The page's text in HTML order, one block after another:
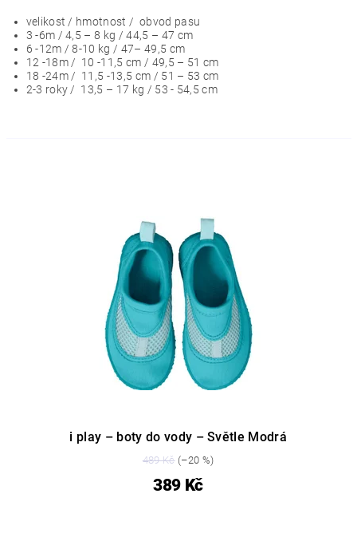
velikost / hmotnost / obvod pasu
3 -6m / 4,5 – 8 kg / 44,5 – 47 cm
6 -12m / 8-10 kg / 47– 49,5 cm
12 -18m / 10 -11,5 cm / 49,5 – 51 cm
18 -24m / 11,5 -13,5 cm / 51 – 53 cm
2-3 roky / 13,5 – 17 kg / 53 - 54,5 cm
i play – boty do vody – Světle Modrá
489 Kč(–20 %)
389 Kč